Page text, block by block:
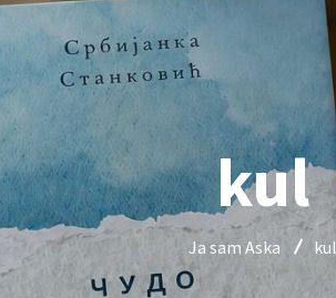
kul
Ja sam Aska kul